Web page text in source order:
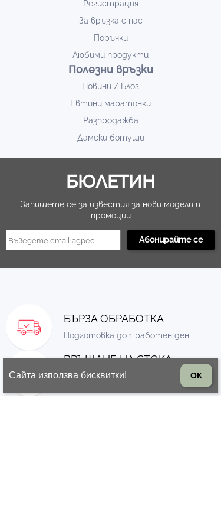
Регистрация
За връзка с нас
Поръчки
Любими продукти
Полезни връзки
Новини / Блог
Евтини маратонки
Разпродажба
Дамски ботуши
БЮЛЕТИН
Запишете се за известия за нови модели и
промоции
БЪРЗА ОБРАБОТКА
Подготовка до 1 работен ден
ВРЪЩАНЕ НА СТОКА
14 дни право на връщане на
Сайта използва бисквитки! ОК